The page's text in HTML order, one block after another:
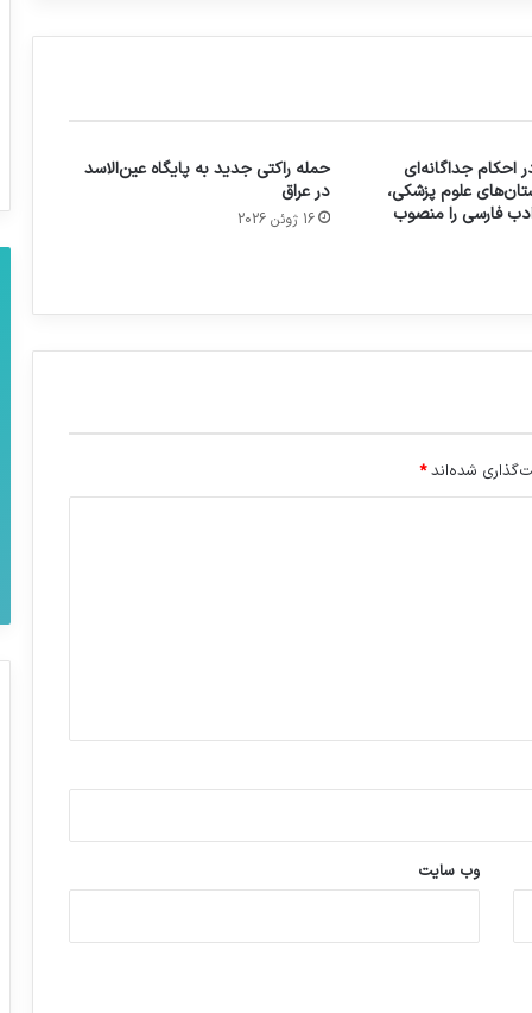
احکام جداگانه‌ای
علوم پزشکی،
فارسی را منصوب
حمله راکتی جدید به پایگاه عین‌الاسد
در عراق
16 ژوئن 2026
شده‌اند*
وب‌ سایت